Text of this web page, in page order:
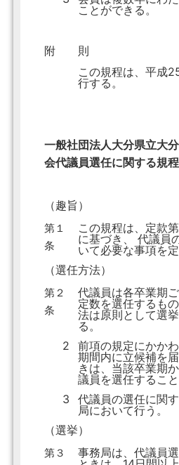
ことができる。
附 則
この規程は、平成
行する。
一般社団法人大分県立大
会代議員選任に関する規
（趣旨）
第１
条
この規程は、定款
に基づき、 代議員
いて必要な事項を
（選任方法）
第２
条
代議員は各卒業期
定数を選任するも
法は原則として選
る。
2
前項の規定にかか
期間内に立候補を
きは、当該卒業期
議員を選任すること
3
代議員の選任に関
局において行う。
（選挙）
第３
事務局は、代議員